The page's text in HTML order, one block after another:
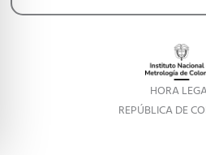
HORA
REPÚBLICA DE